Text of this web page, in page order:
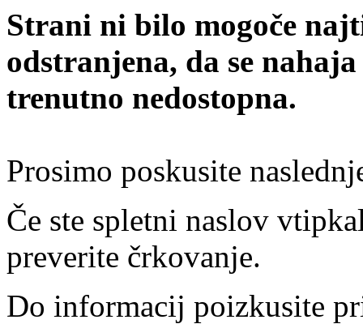
Strani ni bilo mogoče
odstranjena, da se
trenutno nedostopna.
Prosimo poskusite
Če ste spletni naslov
preverite črkovanje.
Do informacij poizkusite